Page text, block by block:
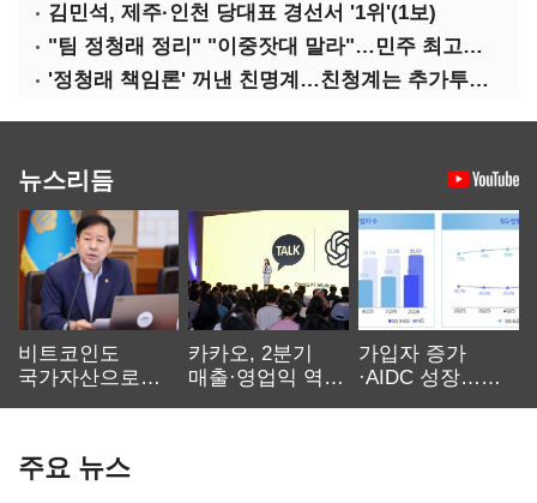
김민석, 제주·인천 당대표 경선서 '1위'(1보)
"팀 정청래 정리" "이중잣대 말라"…민주 최고위원 계파 다툼 격화
'정청래 책임론' 꺼낸 친명계…친청계는 추가투표 때리기
뉴스리듬
비트코인도
국가자산으로…'
카카오, 2분기
매출·영업익 역대
가입자 증가
·AIDC 성장…
주요 뉴스